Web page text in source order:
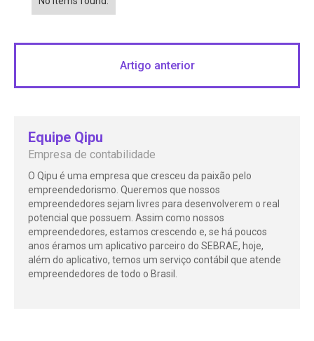
Artigo anterior
Equipe Qipu
Empresa de contabilidade
O Qipu é uma empresa que cresceu da paixão pelo
empreendedorismo. Queremos que nossos
empreendedores sejam livres para desenvolverem o real
potencial que possuem. Assim como nossos
empreendedores, estamos crescendo e, se há poucos
anos éramos um aplicativo parceiro do SEBRAE, hoje,
além do aplicativo, temos um serviço contábil que atende
empreendedores de todo o Brasil.